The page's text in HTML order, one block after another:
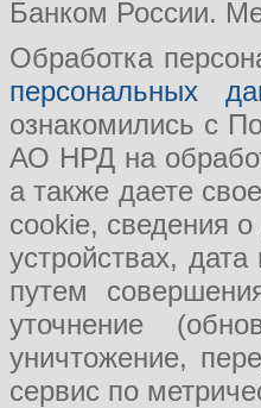
Банком России.
Обработка
персональных
ознакомились с
АО НРД на
а также даете
cookie, сведения
устройствах,
путем
уточнение
уничтожение,
сервис по